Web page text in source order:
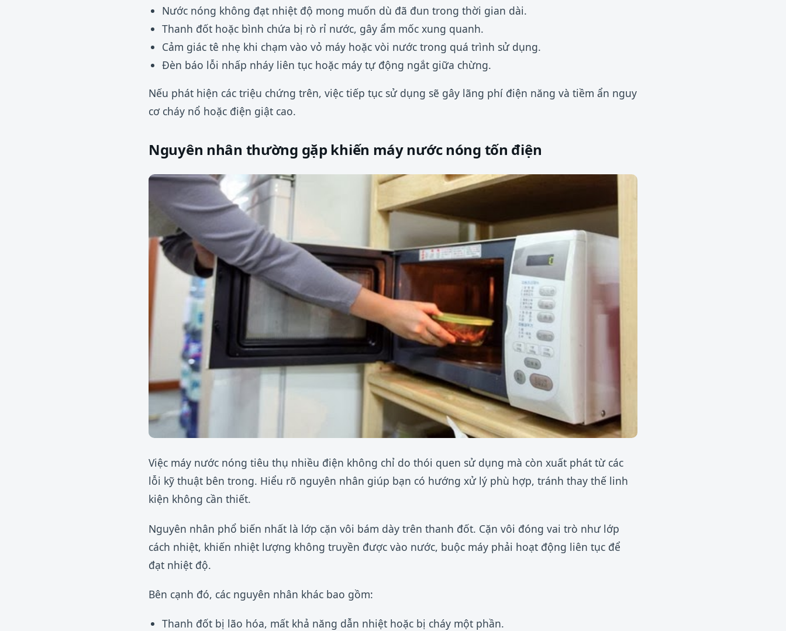
Nước nóng không đạt nhiệt độ mong muốn dù đã đun trong thời gian dài.
Thanh đốt hoặc bình chứa bị rò rỉ nước, gây ẩm mốc xung quanh.
Cảm giác tê nhẹ khi chạm vào vỏ máy hoặc vòi nước trong quá trình sử dụng.
Đèn báo lỗi nhấp nháy liên tục hoặc máy tự động ngắt giữa chừng.
Nếu phát hiện các triệu chứng trên, việc tiếp tục sử dụng sẽ gây lãng phí điện năng và tiềm ẩn nguy
cơ cháy nổ hoặc điện giật cao.
Nguyên nhân thường gặp khiến máy nước nóng tốn điện
Việc máy nước nóng tiêu thụ nhiều điện không chỉ do thói quen sử dụng mà còn xuất phát từ các
lỗi kỹ thuật bên trong. Hiểu rõ nguyên nhân giúp bạn có hướng xử lý phù hợp, tránh thay thế linh
kiện không cần thiết.
Nguyên nhân phổ biến nhất là lớp cặn vôi bám dày trên thanh đốt. Cặn vôi đóng vai trò như lớp
cách nhiệt, khiến nhiệt lượng không truyền được vào nước, buộc máy phải hoạt động liên tục để
đạt nhiệt độ.
Bên cạnh đó, các nguyên nhân khác bao gồm:
Thanh đốt bị lão hóa, mất khả năng dẫn nhiệt hoặc bị cháy một phần.